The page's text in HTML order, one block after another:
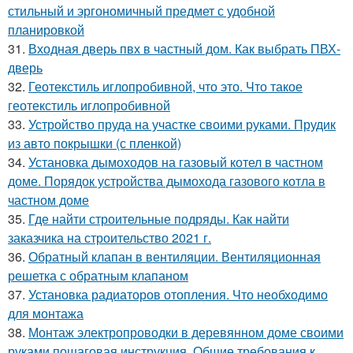
стильный и эргономичный предмет с удобной
планировкой
31. Входная дверь пвх в частный дом. Как выбрать ПВХ-
дверь
32. Геотекстиль иглопробивной, что это. Что такое
геотекстиль иглопробивной
33. Устройство пруда на участке своими руками. Прудик
из авто покрышки (с пленкой)
34. Установка дымоходов на газовый котел в частном
доме. Порядок устройства дымохода газового котла в
частном доме
35. Где найти строительные подряды. Как найти
заказчика на строительство 2021 г.
36. Обратный клапан в вентиляции. Вентиляционная
решетка с обратным клапаном
37. Установка радиаторов отопления. Что необходимо
для монтажа
38. Монтаж электропроводки в деревянном доме своими